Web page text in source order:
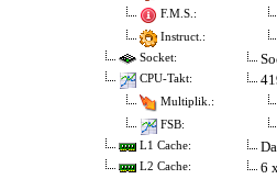
F.M.S.:
Instruct.:
Socket:
CPU-Takt:
Multiplik.:
FSB:
L1 Cache:
L2 Cache: 6